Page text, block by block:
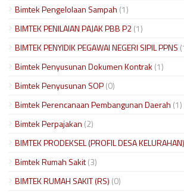
Bimtek Pengelolaan Sampah (1)
BIMTEK PENILAIAN PAJAK PBB P2(1)
BIMTEK PENYIDIK PEGAWAI NEGERI SIPIL PPNS
Bimtek Penyusunan Dokumen Kontrak (1)
Bimtek Penyusunan SOP(0)
Bimtek Perencanaan Pembangunan Daerah (1)
Bimtek Perpajakan (2)
BIMTEK PRODEKSEL (PROFIL DESA KELURAHAN)
Bimtek Rumah Sakit(3)
BIMTEK RUMAH SAKIT (RS) (0)